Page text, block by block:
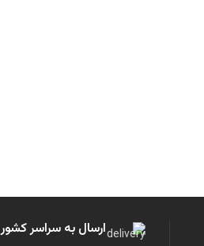
ارسال به سراسر کشور